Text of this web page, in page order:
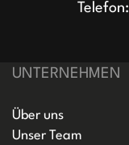
Telefon:
UNTERNEHMEN
Über uns
Unser Team